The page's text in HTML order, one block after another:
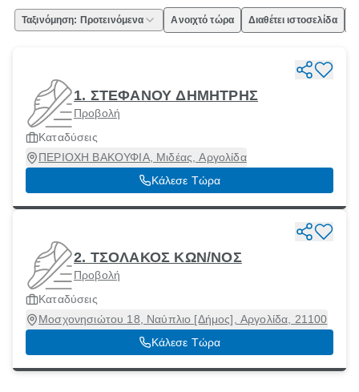
Ταξινόμηση: Προτεινόμενα Ανοιχτό τώρα Διαθέτει ιστοσελίδα
1. ΣΤΕΦΑΝΟΥ ΔΗΜΗΤΡΗΣ
Προβολή
Καταδύσεις
ΠΕΡΙΟΧΗ ΒΑΚΟΥΦΙΑ, Μιδέας, Αργολίδα
Κάλεσε Τώρα
2. ΤΣΟΛΑΚΟΣ ΚΩΝ/ΝΟΣ
Προβολή
Καταδύσεις
Μοσχονησιώτου 18, Ναύπλιο [Δήμος], Αργολίδα, 21100
Κάλεσε Τώρα